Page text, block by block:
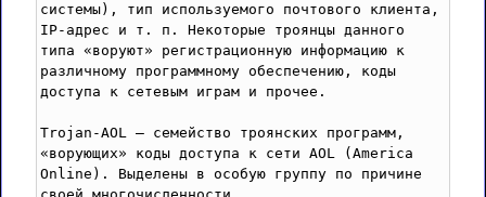
системы), тип используемого почтового клиента,
IP-адрес и т. п. Некоторые троянцы данного
типа «воруют» регистрационную информацию к
различному программному обеспечению, коды
доступа к сетевым играм и прочее.
Trojan-AOL — семейство троянских программ,
«ворующих» коды доступа к сети AOL (America
Online). Выделены в особую группу по причине